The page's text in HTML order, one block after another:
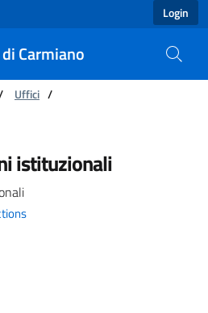
Login
Carmiano
Uffici /
- Comune di
istituzionali